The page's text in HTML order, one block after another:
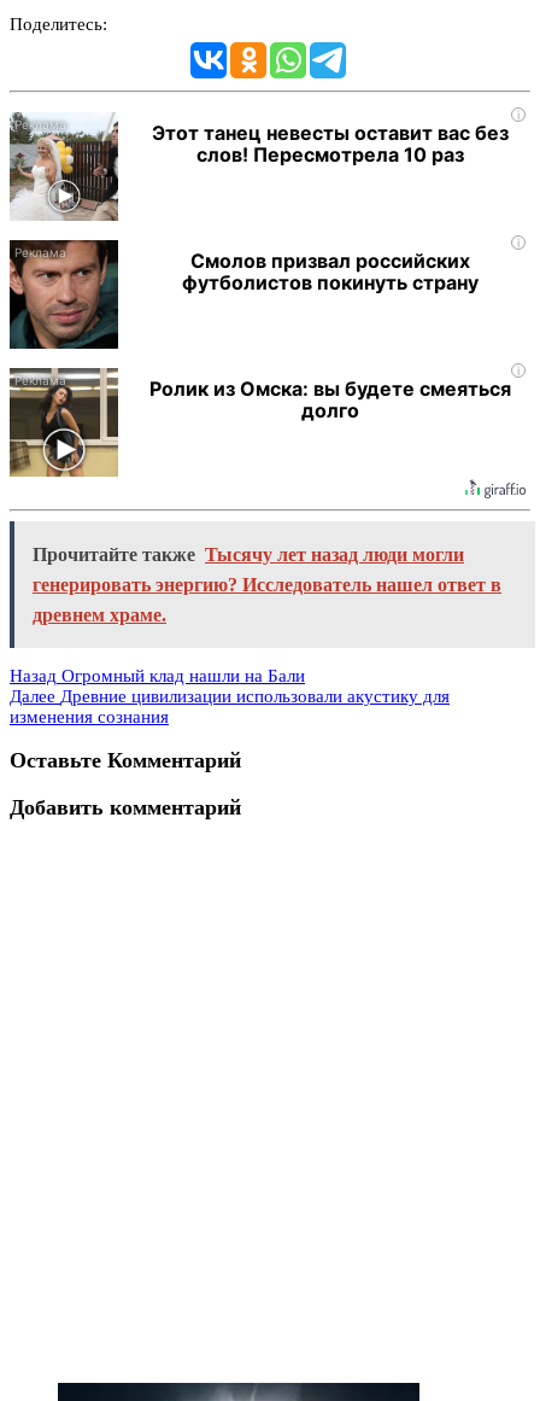
Поделитесь:
i
Этот танец невесты оставит вас без
слов! Пересмотрела 10 раз
i
Смолов призвал российских
футболистов покинуть страну
i
Ролик из Омска: вы будете смеяться
долго
Прочитайте также Тысячу лет назад люди могли
генерировать энергию? Исследователь нашел ответ в
древнем храме.
Назад Огромный клад нашли на Бали
Далее Древние цивилизации использовали акустику для
изменения сознания
Оставьте Комментарий
Добавить комментарий